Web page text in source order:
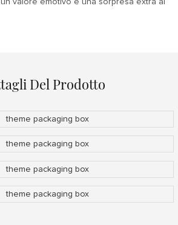
valore emotivo e una sorpresa extra al
Del Prodotto